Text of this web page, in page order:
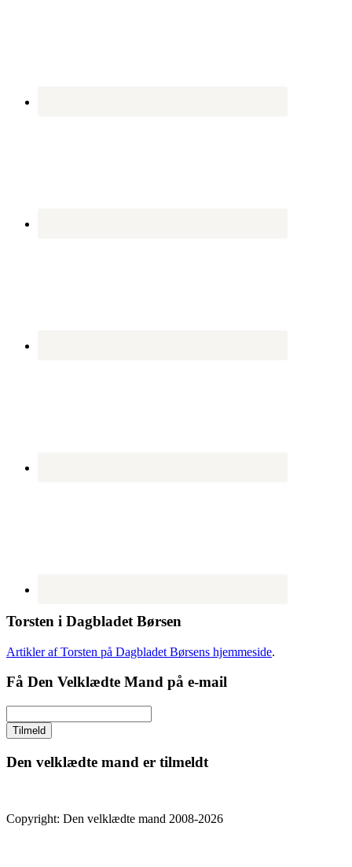
Torsten i Dagbladet Børsen
Artikler af Torsten på Dagbladet Børsens hjemmeside.
Få Den Velklædte Mand på e-mail
Den velklædte mand er tilmeldt
Copyright: Den velklædte mand 2008-2026